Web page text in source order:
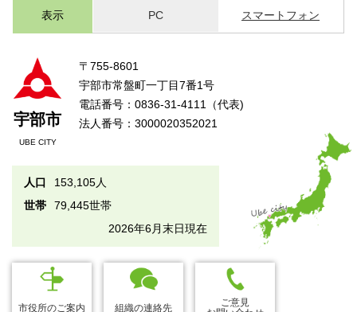
表示 PC スマートフォン
宇部市
UBE CITY
〒755-8601
宇部市常盤町一丁目7番1号
電話番号：0836-31-4111（代表)
法人番号：3000020352021
人口
153,105人
世帯
79,445世帯
2026年6月末日現在
市役所のご案内 組織の連絡先
ご意見